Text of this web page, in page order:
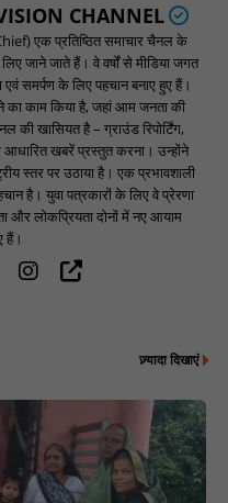
CHANNEL
एक प्रतिष्ठित समाचार चैनल के
जाने जाते हैं। वे वर्षों से मीडिया जगत
समर्पण के लिए पहचान बनाए हुए हैं।
का काम किया है, जहां आम जनता की
खासियत है – ग्राउंड रिपोर्टिंग,
खबरें प्रस्तुत करना। उन्होंने
स्तर पर उठाया है। एक प्रभावशाली
है। युवा पत्रकारों के लिए वे प्रेरणा
और लोकप्रियता दोनों में नए आयाम
हैं।
ज़्यादा दिखाएं